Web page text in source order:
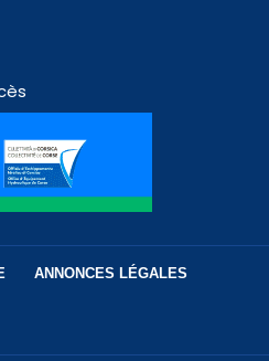
ANNONCES LÉGALES